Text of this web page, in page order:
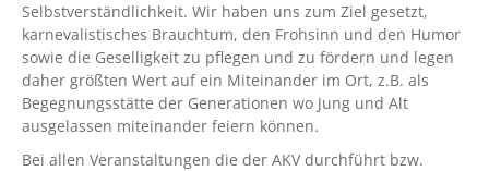
Selbstverständlichkeit. Wir haben uns zum Ziel gesetzt,
karnevalistisches Brauchtum, den Frohsinn und den Humor
sowie die Geselligkeit zu pflegen und zu fördern und legen
daher größten Wert auf ein Miteinander im Ort, z.B. als
Begegnungsstätte der Generationen wo Jung und Alt
ausgelassen miteinander feiern können.
Bei allen Veranstaltungen die der AKV durchführt bzw.